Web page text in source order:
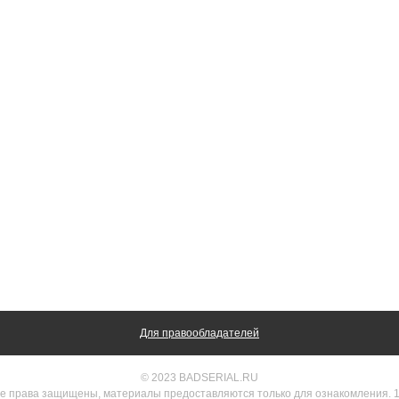
Для правообладателей
© 2023 BADSERIAL.RU
права защищены, материалы предоставляются только для ознакомления.